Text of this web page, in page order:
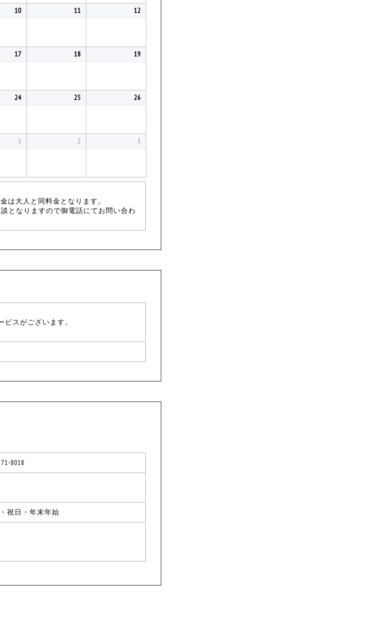
10 11 12
17 18 19
24 25 26
1 2 3
は大人と同料金となります。
となりますので御電話にてお問い合わ
スがございます。
8018
祝日・年末年始